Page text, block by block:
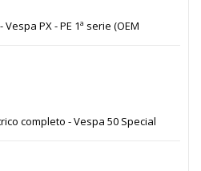
PX - PE 1ª serie (OEM
completo - Vespa 50 Special